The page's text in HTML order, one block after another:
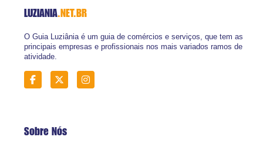
LUZIANIA.NET.BR
O Guia Luziânia é um guia de comércios e serviços, que tem as
principais empresas e profissionais nos mais variados ramos de
atividade.
Sobre Nós